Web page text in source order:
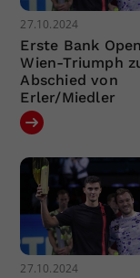
27.10.2024
Erste Bank
Wien-Triumph
Abschied von
Erler/Miedler
27.10.2024